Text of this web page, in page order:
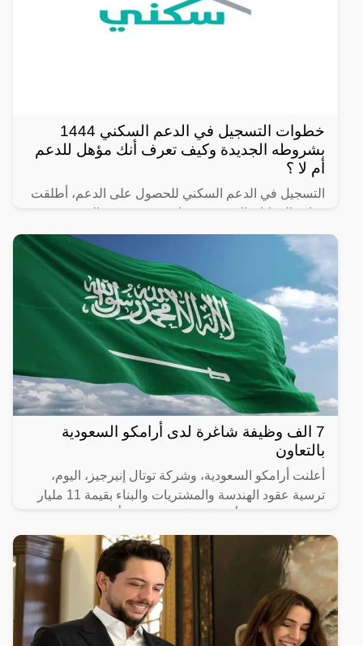
خطوات التسجيل في الدعم السكني 1444
بشروطه الجديدة وكيف تعرف أنك مؤهل للدعم
أم لا ؟
التسجيل في الدعم السكني للحصول على الدعم، أطلقت
وزارة الإسكان السعودية بتعاون مع صندوق التنمية
العقاري برنامج الدعم السكني عام 2018 بغرض توسيع
الرقعة الجغرافية
7 الف وظيفة شاغرة لدى أرامكو السعودية
بالتعاون
أعلنت أرامكو السعودية، وشركة توتال إنيرجيز، اليوم،
ترسية عقود الهندسة والمشتريات والبناء بقيمة 11 مليار